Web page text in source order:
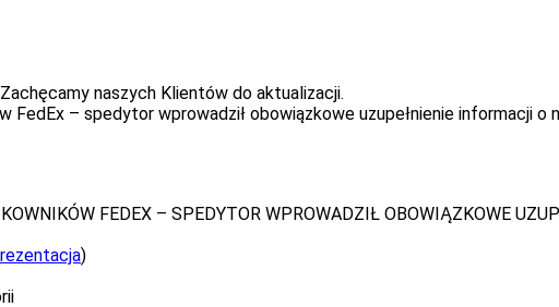
naszych Klientów do aktualizacji.
– spedytor wprowadził obowiązkowe uzupełnienie informacji o
FEDEX – SPEDYTOR WPROWADZIŁ OBOWIĄZKOWE
)